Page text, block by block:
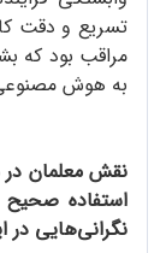
تسریع و دقت
مراقب بود که
به هوش
نقش معلمان
استفاده‌
نگرانی‌هایی در